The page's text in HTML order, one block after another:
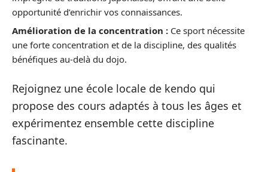
opportunité d’enrichir vos connaissances.
Amélioration de la concentration : Ce sport nécessite
une forte concentration et de la discipline, des qualités
bénéfiques au-delà du dojo.
Rejoignez une école locale de kendo qui
propose des cours adaptés à tous les âges et
expérimentez ensemble cette discipline
fascinante.